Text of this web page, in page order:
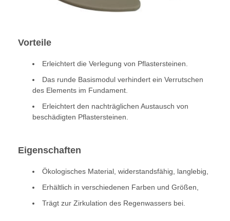
Vorteile
Erleichtert die Verlegung von Pflastersteinen.
Das runde Basismodul verhindert ein Verrutschen
des Elements im Fundament.
Erleichtert den nachträglichen Austausch von
beschädigten Pflastersteinen.
Eigenschaften
Ökologisches Material, widerstandsfähig, langlebig,
Erhältlich in verschiedenen Farben und Größen,
Trägt zur Zirkulation des Regenwassers bei.